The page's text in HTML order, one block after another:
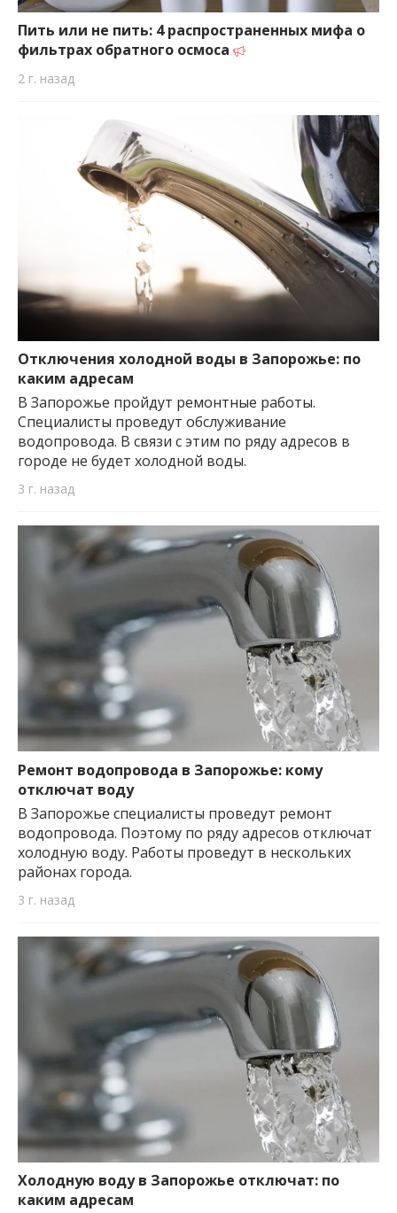
важную информацию о событиях
города Запорожья и области.
Пить или не пить: 4 распространенных мифа о
фильтрах обратного осмоса
2 г. назад
Отключения холодной воды в Запорожье: по
каким адресам
В Запорожье пройдут ремонтные работы.
Специалисты проведут обслуживание
водопровода. В связи с этим по ряду адресов в
городе не будет холодной воды.
3 г. назад
Ремонт водопровода в Запорожье: кому
отключат воду
В Запорожье специалисты проведут ремонт
водопровода. Поэтому по ряду адресов отключат
холодную воду. Работы проведут в нескольких
районах города.
3 г. назад
Холодную воду в Запорожье отключат: по
каким адресам